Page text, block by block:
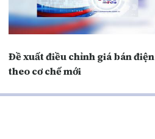
Đề xuất điều chỉnh giá bán điện
theo cơ chế mới